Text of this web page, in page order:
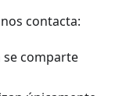
contacta:
comparte